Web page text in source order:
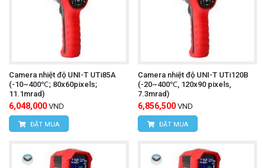
Camera nhiệt độ UNI-T UTi85A
(-10~400℃; 80x60pixels;
11.1mrad)
6,048,000 VND
ĐẶT MUA
Camera nhiệt độ UNI-T UTi120B
(-20~400℃, 120x90 pixels,
7.3mrad)
6,856,500 VND
ĐẶT MUA